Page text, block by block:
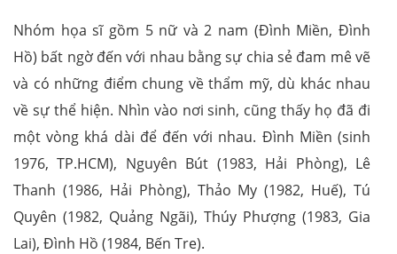
Nhóm họa sĩ gồm 5 nữ và 2 nam (Đình Miền, Đình
Hồ) bất ngờ đến với nhau bằng sự chia sẻ đam mê vẽ
và có những điểm chung về thẩm mỹ, dù khác nhau
về sự thể hiện. Nhìn vào nơi sinh, cũng thấy họ đã đi
một vòng khá dài để đến với nhau. Đình Miền (sinh
1976, TP.HCM), Nguyên Bút (1983, Hải Phòng), Lê
Thanh (1986, Hải Phòng), Thảo My (1982, Huế), Tú
Quyên (1982, Quảng Ngãi), Thúy Phượng (1983, Gia
Lai), Đình Hồ (1984, Bến Tre).